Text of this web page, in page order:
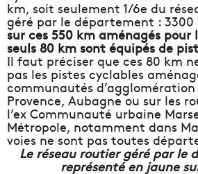
km, soit seulement 1/6e du
géré par le département :
sur ces 550 km aménagés pour
seuls 80 km sont équipés de
Il faut préciser que ces 80 km
pas les pistes cyclables
communautés
Provence, Aubagne ou sur les
l’ex Communauté urbaine
Métropole, notamment dans
voies ne sont pas toutes
Le réseau routier géré par le
représenté en jaune